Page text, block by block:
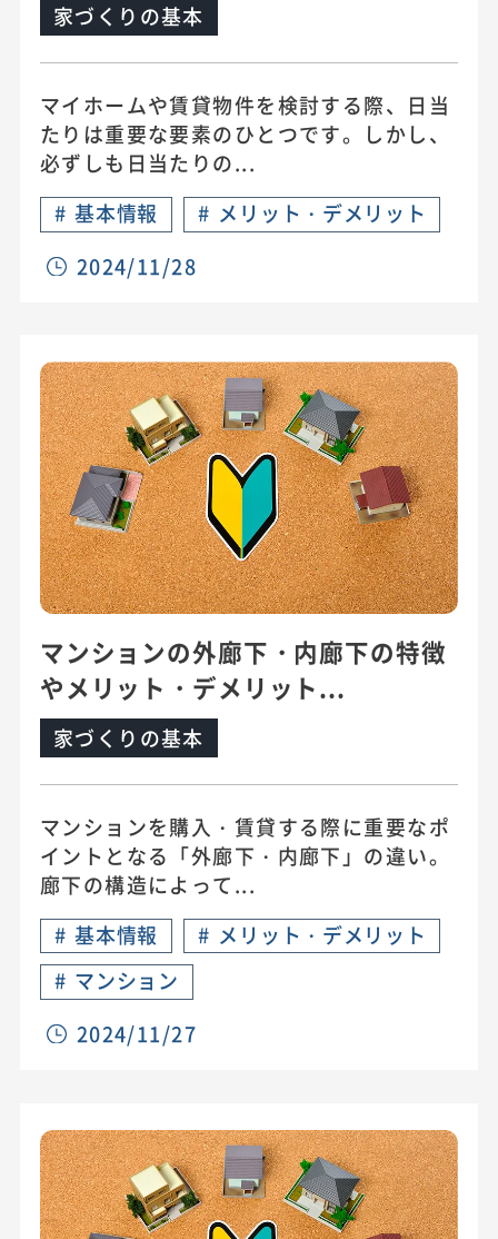
家づくりの基本
マイホームや賃貸物件を検討する際、日当
たりは重要な要素のひとつです。しかし、
必ずしも日当たりの...
# 基本情報 # メリット・デメリット
2024/11/28
マンションの外廊下・内廊下の特徴
やメリット・デメリット...
家づくりの基本
マンションを購入・賃貸する際に重要なポ
イントとなる「外廊下・内廊下」の違い。
廊下の構造によって...
# 基本情報 # メリット・デメリット
# マンション
2024/11/27